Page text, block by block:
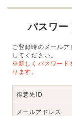
パスワー
ご登録時のメール
してください。
※新しくパスワード
ります。
得意先ID
メールアドレス